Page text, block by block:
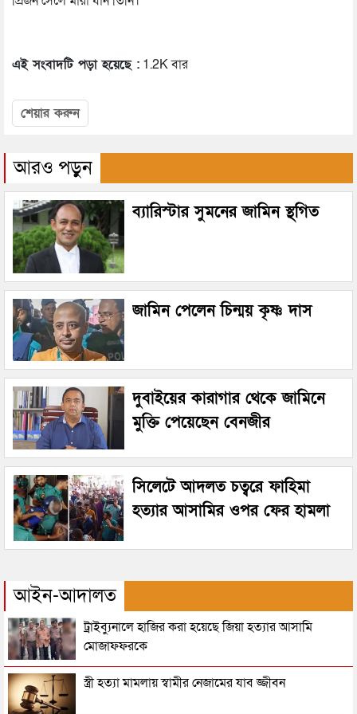
এই সংবাদটি পড়া হয়েছে : 1.2K বার
শেয়ার করুন
আরও পড়ুন
ব্যারিস্টার সুমনের জামিন স্থগিত
জামিন পেলেন চিন্ময় কৃষ্ণ দাস
দুবাইয়ের কারাগার থেকে জামিনে
মুক্তি পেয়েছেন বেনজীর
সিলেটে আদলত চত্বরে ফাহিমা
হত্যার আসামির ওপর ফের হামলা
আইন-আদালত
ট্রাইব্যুনালে হাজির করা হয়েছে জিয়া হত্যার আসামি
মোজাফফরকে
স্ত্রী হত্যা মামলায় স্বামীর নেজামের যাব জ্জীবন